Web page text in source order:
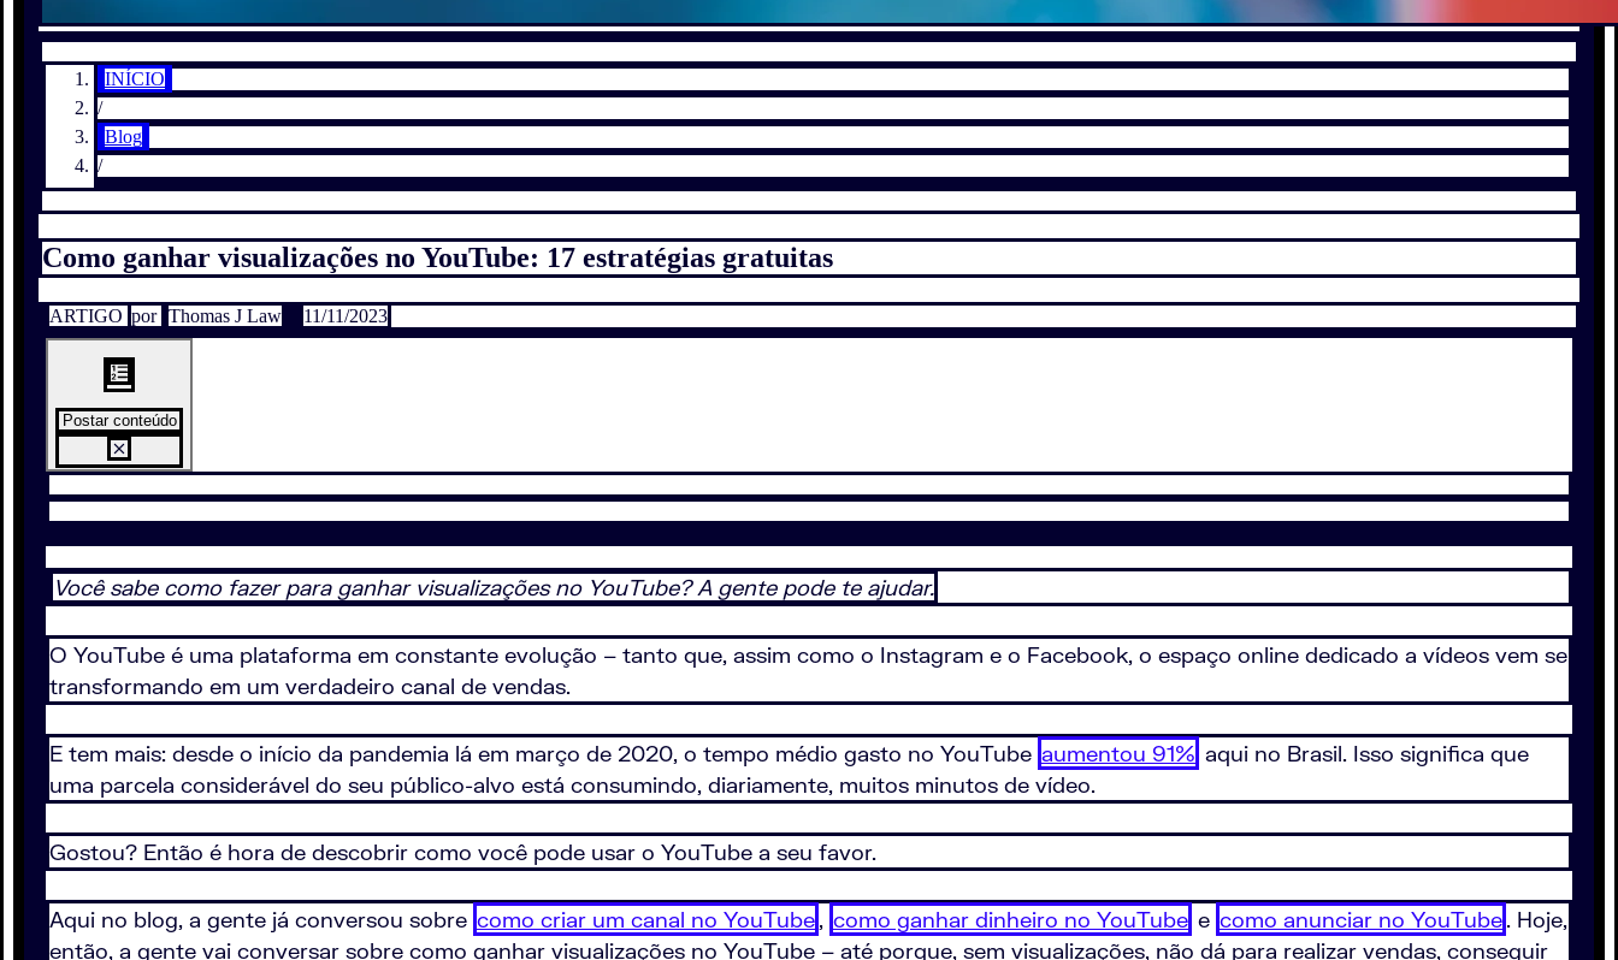
INÍCIO
/
Blog
/
Como ganhar visualizações no YouTube: 17 estratégias gratuitas
ARTIGO por Thomas J Law 11/11/2023
Postar conteúdo
Você sabe como fazer para ganhar visualizações no YouTube? A gente pode te ajudar.
O YouTube é uma plataforma em constante evolução – tanto que, assim como o Instagram e o Facebook, o espaço online dedicado a vídeos vem se
transformando em um verdadeiro canal de vendas.
E tem mais: desde o início da pandemia lá em março de 2020, o tempo médio gasto no YouTube aumentou 91% aqui no Brasil. Isso significa que
uma parcela considerável do seu público-alvo está consumindo, diariamente, muitos minutos de vídeo.
Gostou? Então é hora de descobrir como você pode usar o YouTube a seu favor.
Aqui no blog, a gente já conversou sobre como criar um canal no YouTube, como ganhar dinheiro no YouTube e como anunciar no YouTube. Hoje,
então, a gente vai conversar sobre como ganhar visualizações no YouTube – até porque, sem visualizações, não dá para realizar vendas, conseguir